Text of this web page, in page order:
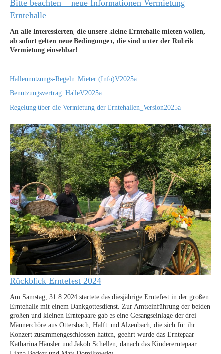
Bitte beachten = neue Informationen Vermietung
Erntehalle
An alle Interessierten, die unsere kleine Erntehalle mieten wollen,
ab sofort gelten neue Bedingungen, die sind unter der Rubrik
Vermietung einsehbar!
Hallennutzungs-Regeln_Mieter (Info)V2025a
Benutzungsvertrag_HalleV2025a
Regelung über die Vermietung der Erntehallen_Version2025a
Rückblick Erntefest 2024
Am Samstag, 31.8.2024 startete das diesjährige Erntefest in der großen
Erntehalle mit einem Dankgottesdienst. Zur Amtseinführung der beiden
großen und kleinen Erntepaare gab es eine Gesangseinlage der drei
Männerchöre aus Ottersbach, Halft und Alzenbach, die sich für ihr
Konzert zusammengeschlossen hatten, geehrt wurde das Erntepaar
Katharina Häusler und Jakob Schellen, danach das Kindererntepaar